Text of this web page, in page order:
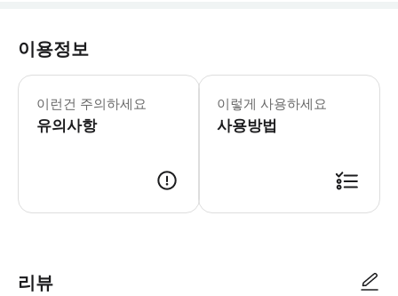
이용정보
이런건 주의하세요
유의사항
이렇게 사용하세요
사용방법
리뷰